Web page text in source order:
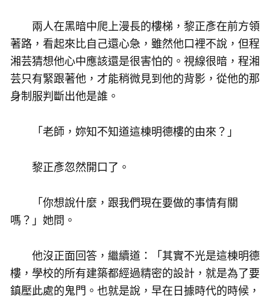
兩人在黑暗中爬上漫長的樓梯，黎正彥在前方領
著路，看起來比自己還心急，雖然他口裡不說，但程
湘芸猜想他心中應該還是很害怕的。視線很暗，程湘
芸只有緊跟著他，才能稍微見到他的背影，從他的那
身制服判斷出他是誰。
「老師，妳知不知道這棟明德樓的由來？」
黎正彥忽然開口了。
「你想說什麼，跟我們現在要做的事情有關
嗎？」她問。
他沒正面回答，繼續道：「其實不光是這棟明德
樓，學校的所有建築都經過精密的設計，就是為了要
鎮壓此處的鬼門。也就是說，早在日據時代的時候，